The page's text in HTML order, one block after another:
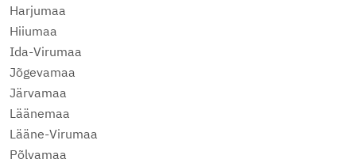
Harjumaa
Hiiumaa
Ida-Virumaa
Jõgevamaa
Järvamaa
Läänemaa
Lääne-Virumaa
Põlvamaa